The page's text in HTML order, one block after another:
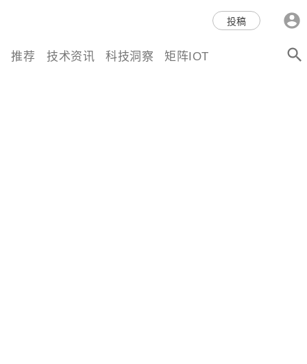
科技互联网,科技,资讯,动态,洞
察,量子,计算,AI,人工智能,机器
投稿
推荐 技术资讯 科技洞察 矩阵IOT